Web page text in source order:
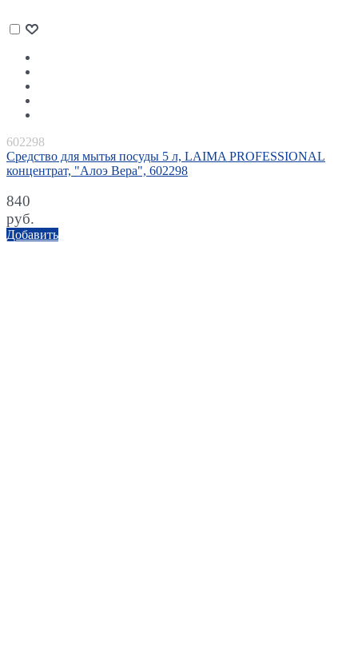
602298
Средство для мытья посуды 5 л, LAIMA PROFESSIONAL
концентрат, "Алоэ Вера", 602298
840
руб.
Добавить